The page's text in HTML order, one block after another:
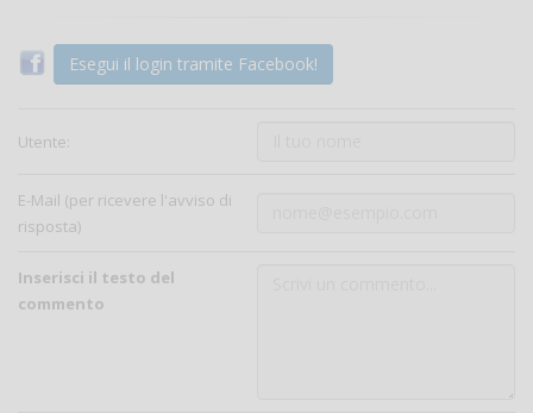
Esegui il login tramite Facebook!
Utente:
E-Mail (per ricevere l'avviso di
risposta)
Inserisci il testo del
commento